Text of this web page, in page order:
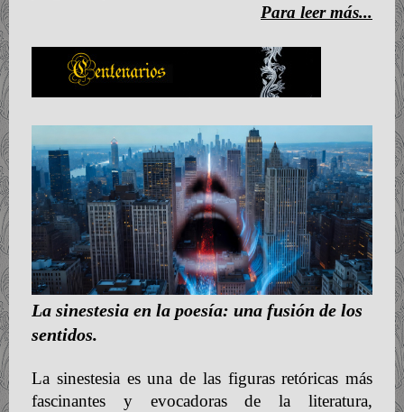
Para leer más...
La sinestesia en la poesía: una fusión de los
sentidos.
La sinestesia es una de las figuras retóricas más
fascinantes y evocadoras de la literatura,